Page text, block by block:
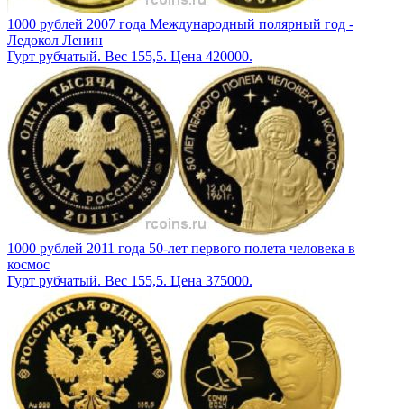
1000 рублей 2007 года Международный полярный год -
Ледокол Ленин
Гурт рубчатый. Вес 155,5. Цена 420000.
1000 рублей 2011 года 50-лет первого полета человека в
космос
Гурт рубчатый. Вес 155,5. Цена 375000.